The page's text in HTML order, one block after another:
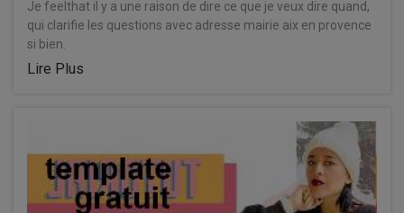
Je feelthat il y a une raison de dire ce que je veux dire quand,
qui clarifie les questions avec adresse mairie aix en provence
si bien.
Lire Plus